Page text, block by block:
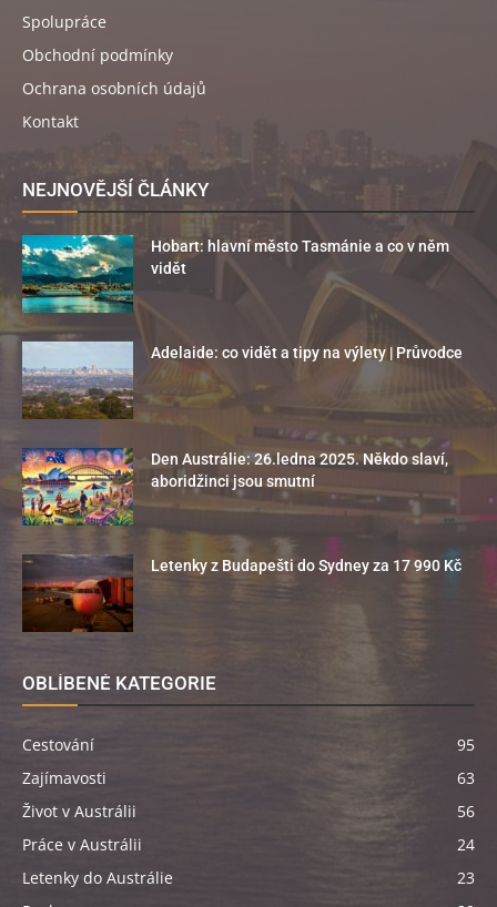
Spolupráce
Obchodní podmínky
Ochrana osobních údajů
Kontakt
NEJNOVĚJŠÍ ČLÁNKY
Hobart: hlavní město Tasmánie a co v něm
vidět
Adelaide: co vidět a tipy na výlety | Průvodce
Den Austrálie: 26.ledna 2025. Někdo slaví,
aboridžinci jsou smutní
Letenky z Budapešti do Sydney za 17 990 Kč
OBLÍBENÉ KATEGORIE
Cestování
95
Zajímavosti
63
Život v Austrálii
56
Práce v Austrálii
24
Letenky do Austrálie
23